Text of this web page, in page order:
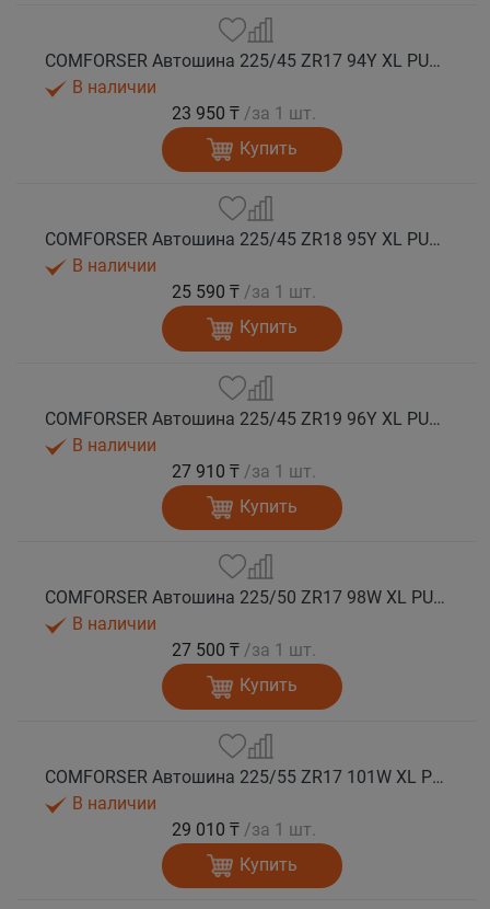
COMFORSER Автошина 225/45 ZR17 94Y XL PURESPEED лето
В наличии
23 950 ₸ /за 1 шт.
Купить
COMFORSER Автошина 225/45 ZR18 95Y XL PURESPEED лето
В наличии
25 590 ₸ /за 1 шт.
Купить
COMFORSER Автошина 225/45 ZR19 96Y XL PURESPEED лето
В наличии
27 910 ₸ /за 1 шт.
Купить
COMFORSER Автошина 225/50 ZR17 98W XL PURESPEED лето
В наличии
27 500 ₸ /за 1 шт.
Купить
COMFORSER Автошина 225/55 ZR17 101W XL PURESPEED лето
В наличии
29 010 ₸ /за 1 шт.
Купить